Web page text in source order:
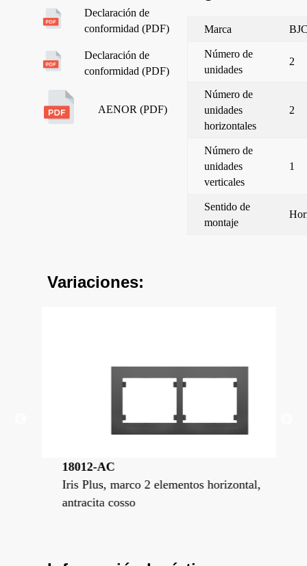
Declaración de
conformidad (PDF)
Declaración de
conformidad (PDF)
AENOR (PDF)
Marca
Número de
unidades
2
Número de
unidades
horizontales
2
Número de
unidades
verticales
1
Sentido de
montaje
Variaciones:
18012-AC
Iris Plus, marco 2 elementos horizontal,
antracita cosso